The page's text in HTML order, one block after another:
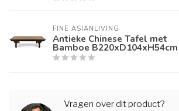
FINE ASIANLIVING
Antieke Chinese Tafel met
Bamboe B220xD104xH54cm
Vragen over dit product?